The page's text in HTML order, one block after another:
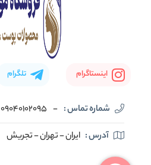
اینستاگرام تلگرام
شماره تماس : -
09040102095
آدرس : ایران - تهران - تجریش